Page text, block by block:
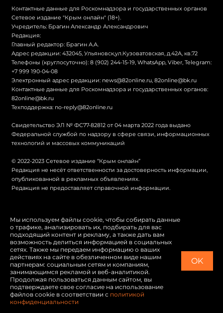
Контактные данные для Роскомнадзора и государственных органов
Сетевое издание "Крым онлайн" (18+).
Учредитель: Брагин Александр Александрович
Редакция:
Главный редактор: Брагин А.А.
Адрес редакции: 432045, Ульяновск,ул.Кузоватовская, д.42А, кв.72
Телефоны (круглосуточно): 8 (902) 244-15-19, WhatsApp, Viber, Telegram:
+7 999 190-04-08
Электронный адрес редакции: news@82online.ru 82online@bk.ru
Контактные данные для Роскомнадзора и государственных органов:
82online@bk.ru
Техподдержка: no-reply@82online.ru
Свидетельство ЭЛ № ФС77-82812 от 04 марта 2022 года выдано
Федеральной службой по надзору в сфере связи, информационных
технологий и массовых коммуникаций
© 2022-2023 Сетевое издание “Крым онлайн”
Редакция не несёт ответственности за достоверность информации,
опубликованной в рекламных объявлениях.
Редакция не предоставляет справочной информации.
© Крым онлайн
Политика конфиденциальности
Карта сайта
Switch to English
Мы используем файлы cookie, чтобы собирать данные
о трафике, анализировать их, подбирать для вас
подходящий контент и рекламу, а также дать вам
возможность делиться информацией в социальных
сетях. Также мы передаем информацию о ваших
действиях на сайте в обезличенном виде нашим
партнерам: социальным сетям и компаниям,
занимающимся рекламой и веб-аналитикой.
Продолжая пользоваться данным сайтом, вы
подтверждаете свое согласие на использование
файлов cookie в соответствии с политикой
конфиденциальности
OK